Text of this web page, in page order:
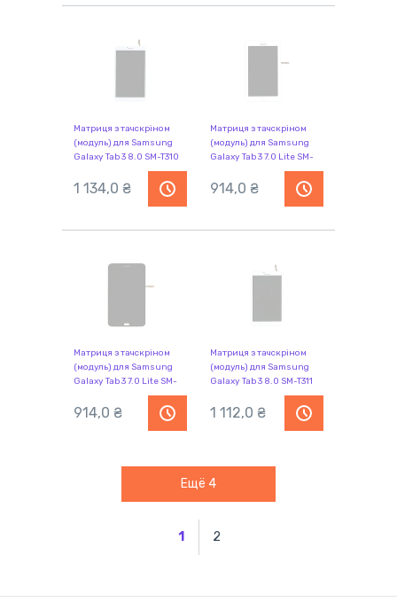
Матриця з тачскріном
(модуль) для Samsung
Galaxy Tab 3 8.0 SM-T310
1 134,0 ₴
Матриця з тачскріном
(модуль) для Samsung
Galaxy Tab 3 7.0 Lite SM-
914,0 ₴
Матриця з тачскріном
(модуль) для Samsung
Galaxy Tab 3 7.0 Lite SM-
914,0 ₴
Матриця з тачскріном
(модуль) для Samsung
Galaxy Tab 3 8.0 SM-T311
1 112,0 ₴
Ещё 4
1 2